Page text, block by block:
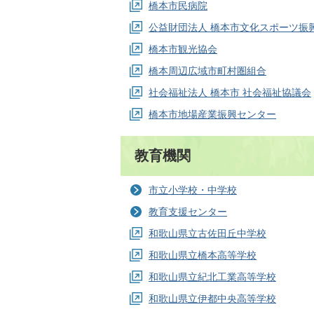
橋本市民病院
公益財団法人 橋本市文化スポーツ振
橋本市観光協会
橋本周辺広域市町村圏組合
社会福祉法人 橋本市 社会福祉協議会
橋本市地場産業振興センター
教育機関
市立小学校・中学校
教育支援センター
和歌山県立古佐田丘中学校
和歌山県立橋本高等学校
和歌山県立紀北工業高等学校
和歌山県立伊都中央高等学校